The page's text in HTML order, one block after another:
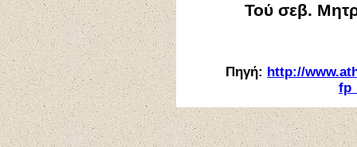
Τού σεβ.
Πηγή: http://